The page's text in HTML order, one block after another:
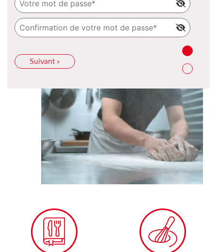
Suivant >